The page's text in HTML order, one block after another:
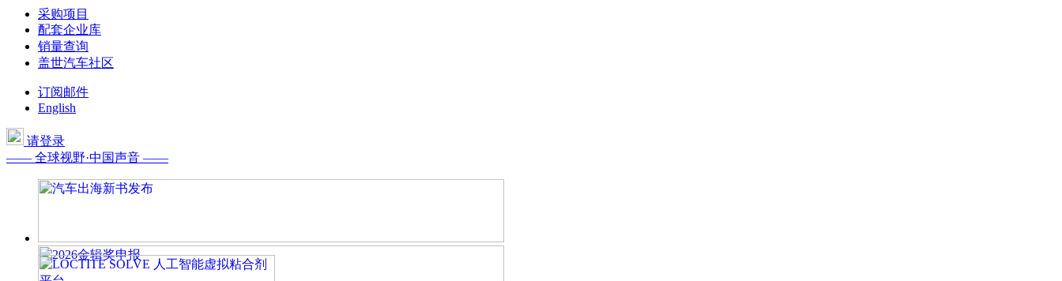
采购项目
配套企业库
销量查询
盖世汽车社区
订阅邮件
English
请登录
—— 全球视野·中国声音 ——